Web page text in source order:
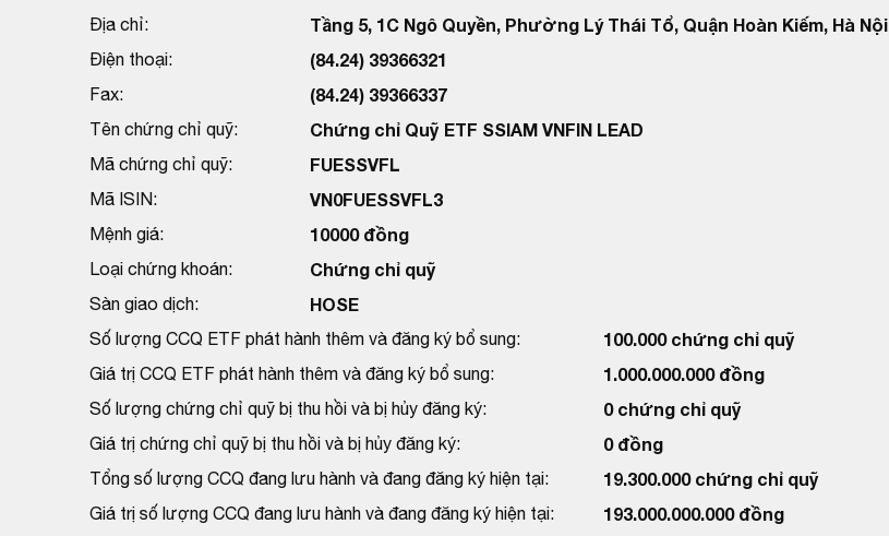
Địa chỉ: Tầng 5, 1C Ngô Quyền, Phường Lý Thái Tổ, Quận Hoàn Kiếm, Hà Nội
Điện thoại: (84.24) 39366321
Fax: (84.24) 39366337
Tên chứng chỉ quỹ: Chứng chỉ Quỹ ETF SSIAM VNFIN LEAD
Mã chứng chỉ quỹ: FUESSVFL
Mã ISIN: VN0FUESSVFL3
Mệnh giá: 10000 đồng
Loại chứng khoán: Chứng chỉ quỹ
Sàn giao dịch: HOSE
Số lượng CCQ ETF phát hành thêm và đăng ký bổ sung: 100.000 chứng chỉ quỹ
Giá trị CCQ ETF phát hành thêm và đăng ký bổ sung: 1.000.000.000 đồng
Số lượng chứng chỉ quỹ bị thu hồi và bị hủy đăng ký: 0 chứng chỉ quỹ
Giá trị chứng chỉ quỹ bị thu hồi và bị hủy đăng ký: 0 đồng
Tổng số lượng CCQ đang lưu hành và đang đăng ký hiện tại: 19.300.000 chứng chỉ quỹ
Giá trị số lượng CCQ đang lưu hành và đang đăng ký hiện tại: 193.000.000.000 đồng